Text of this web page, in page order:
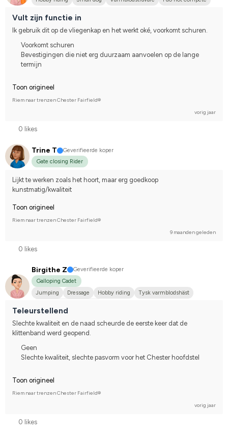
Vult zijn functie in
Ik gebruik dit op de vliegenkap en het werkt oké, voorkomt schuren.
Voorkomt schuren
Bevestigingen die niet erg duurzaam aanvoelen op de lange
termijn
Toon origineel
Riem naar trenzen Chester Fairfield®
vorig jaar
0 likes
Trine T
Geverifieerde koper
Gate closing Rider
Lijkt te werken zoals het hoort, maar erg goedkoop
kunstmatig/kwaliteit
Toon origineel
Riem naar trenzen Chester Fairfield®
9 maanden geleden
0 likes
Birgithe Z
Geverifieerde koper
Galloping Cadet
Jumping
Dressage Hobby riding
Tysk varmblodshäst
Teleurstellend
Slechte kwaliteit en de naad scheurde de eerste keer dat de
klittenband werd geopend.
Geen
Slechte kwaliteit, slechte pasvorm voor het Chester hoofdstel
Toon origineel
Riem naar trenzen Chester Fairfield®
vorig jaar
0 likes